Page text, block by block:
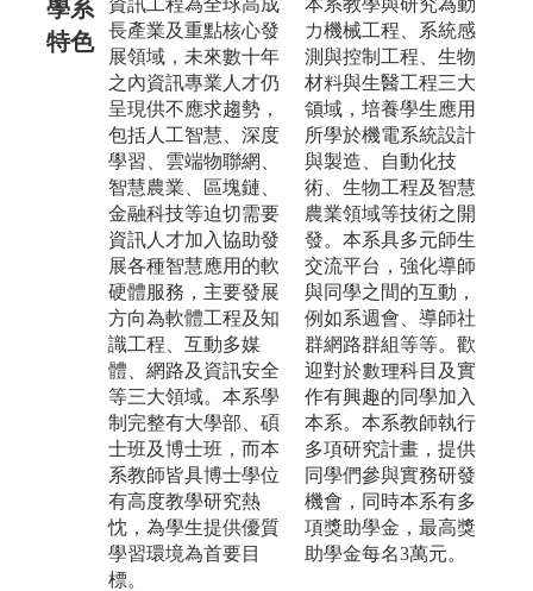
學系
特色
長產業及重點核心發
展領域，未來數十年
之內資訊專業人才仍
呈現供不應求趨勢，
包括人工智慧、深度
學習、雲端物聯網、
智慧農業、區塊鏈、
金融科技等迫切需要
資訊人才加入協助發
展各種智慧應用的軟
硬體服務，主要發展
方向為軟體工程及知
識工程、互動多媒
體、網路及資訊安全
等三大領域。本系學
制完整有大學部、碩
士班及博士班，而本
系教師皆具博士學位
有高度教學研究熱
忱，為學生提供優質
學習環境為首要目
標。
力機械工程、系統感
測與控制工程、生物
材料與生醫工程三大
領域，培養學生應用
所學於機電系統設計
與製造、自動化技
術、生物工程及智慧
農業領域等技術之開
發。本系具多元師生
交流平台，強化導師
與同學之間的互動，
例如系週會、導師社
群網路群組等等。歡
迎對於數理科目及實
作有興趣的同學加入
本系。本系教師執行
多項研究計畫，提供
同學們參與實務研發
機會，同時本系有多
項獎助學金，最高獎
助學金每名3萬元。